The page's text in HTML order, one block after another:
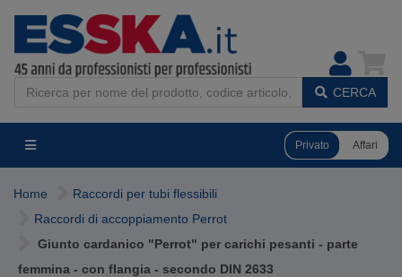
CERCA
Privato Affari
Home
Raccordi per tubi flessibili
Raccordi di accoppiamento Perrot
Giunto cardanico "Perrot" per carichi pesanti - parte
femmina - con flangia - secondo DIN 2633